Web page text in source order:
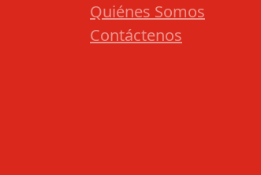
Quiénes Somos
Contáctenos